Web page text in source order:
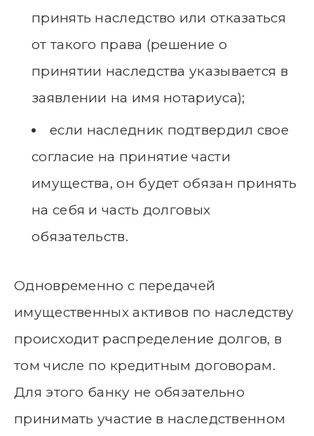
принять наследство или отказаться
от такого права (решение о
принятии наследства указывается в
заявлении на имя нотариуса);
если наследник подтвердил свое
согласие на принятие части
имущества, он будет обязан принять
на себя и часть долговых
обязательств.
Одновременно с передачей
имущественных активов по наследству
происходит распределение долгов, в
том числе по кредитным договорам.
Для этого банку не обязательно
принимать участие в наследственном